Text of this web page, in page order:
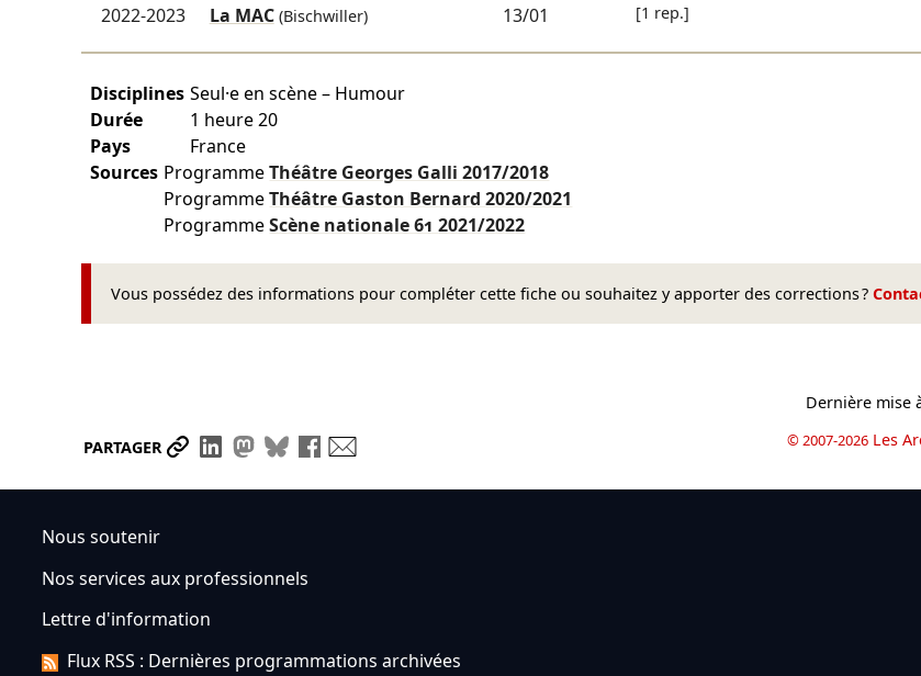
2022-2023 La MAC(Bischwiller) 13/01 [1 rep.]
Disciplines Seul·e en scène – Humour
Durée
1 heure 20
Pays
France
Sources ProgrammeThéâtre Georges Galli2017/2018
ProgrammeThéâtre Gaston Bernard2020/2021
ProgrammeScène nationale 612021/2022
Vous possédez des informations pour compléter cette fiche ou souhaitez y apporter des corrections ?
PARTAGER Partager le lien
Partager sur LinkedIn
Partager sur Mastodon
Partager sur Bluesky
Partager sur Facebook
Dernière mise
© 2007-2026 Les
Nous soutenir
Nos services aux professionnels
Lettre d'information
Flux RSS : Dernières programmations archivées